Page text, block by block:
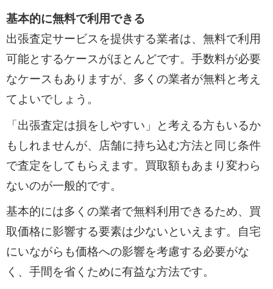
基本的に無料で利用できる
出張査定サービスを提供する業者は、無料で利用
可能とするケースがほとんどです。手数料が必要
なケースもありますが、多くの業者が無料と考え
てよいでしょう。
「出張査定は損をしやすい」と考える方もいるか
もしれませんが、店舗に持ち込む方法と同じ条件
で査定をしてもらえます。買取額もあまり変わら
ないのが一般的です。
基本的には多くの業者で無料利用できるため、買
取価格に影響する要素は少ないといえます。自宅
にいながらも価格への影響を考慮する必要がな
く、手間を省くために有益な方法です。